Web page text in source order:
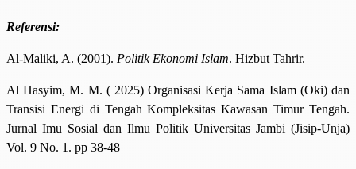
Referensi:
Al-Maliki, A. (2001). Politik Ekonomi Islam. Hizbut Tahrir.
Al Hasyim, M. M. ( 2025) Organisasi Kerja Sama Islam (Oki) dan
Transisi Energi di Tengah Kompleksitas Kawasan Timur Tengah.
Jurnal Imu Sosial dan Ilmu Politik Universitas Jambi (Jisip-Unja)
Vol. 9 No. 1. pp 38-48